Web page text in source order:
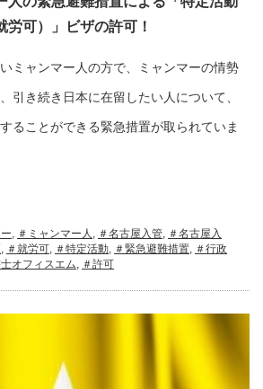
労可）」ビザの許可！
ミャンマー人の方で、ミャンマーの情勢
引き続き日本に在留したい人について、
ることができる緊急措置が取られていま
, ＃ミャンマー人 , ＃名古屋入管, ＃名古屋入
, ＃就労可, ＃特定活動, ＃緊急避難措置, ＃行政
オフィスエム, ＃許可